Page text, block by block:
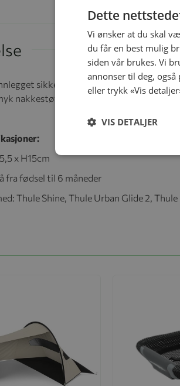
sikkert til selen for å skape en
nakkestøttepute for enda mer
x H15cm
fra fødsel til 6 måneder
Thule Shine, Thule Urban Glide 2,
Dette
Vi ønsker at du skal
du får en best mulig
siden vår brukes. Vi
annonser til deg,
eller trykk «Vis
VIS DETALJER